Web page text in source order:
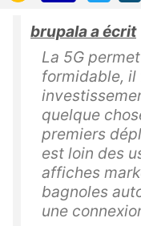
brupala a écrit
La 5G
formidable, il
quelque
premiers
est loin des
affiches
bagnoles
une